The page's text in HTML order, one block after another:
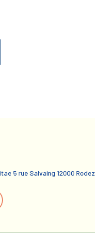
5 rue Salvaing 12000 Rodez